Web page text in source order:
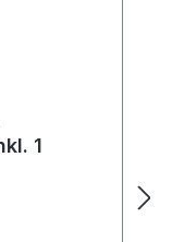
1